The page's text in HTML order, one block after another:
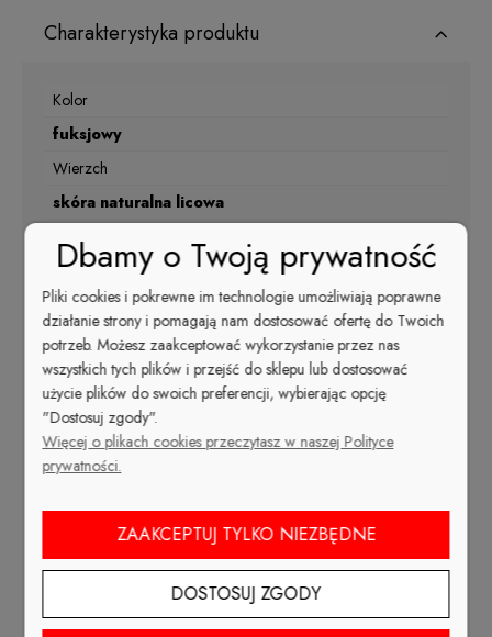
Charakterystyka produktu
Kolor
fuksjowy
Wierzch
skóra naturalna licowa
skóra naturalna
Nosek
szpic
Kolor
fuksja
Rodzaj obcasa
kaczuszka
Sezon
wiosna, lato, jesień
Materiał wkładki
Dbamy o Twoją prywatność
Pliki cookies i pokrewne im technologie umożliwiają poprawne
działanie strony i pomagają nam dostosować ofertę do Twoich
potrzeb. Możesz zaakceptować wykorzystanie przez nas
wszystkich tych plików i przejść do sklepu lub dostosować
użycie plików do swoich preferencji, wybierając opcję
"Dostosuj zgody".
Więcej o plikach cookies przeczytasz w naszej Polityce
prywatności.
ZAAKCEPTUJ TYLKO NIEZBĘDNE
DOSTOSUJ ZGODY